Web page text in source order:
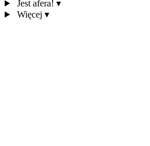
Jest afera! ▾
Więcej ▾